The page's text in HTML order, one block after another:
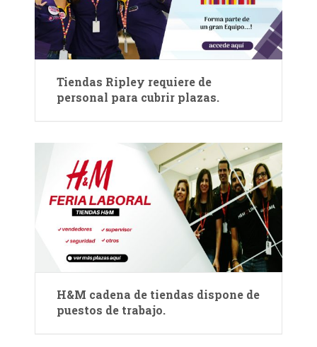
Tiendas Ripley requiere de
personal para cubrir plazas.
H&M cadena de tiendas dispone de
puestos de trabajo.